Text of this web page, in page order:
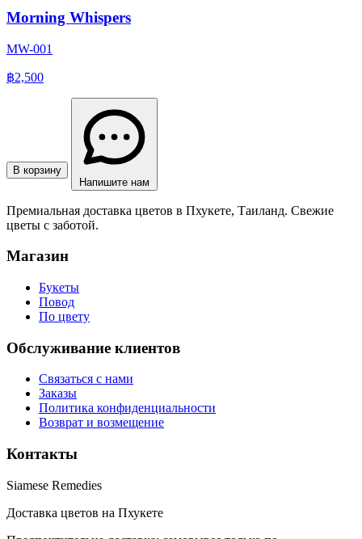
Morning Whispers
MW-001
฿2,500
В корзину
Напишите нам
Премиальная доставка цветов в Пхукете, Таиланд. Свежие
цветы с заботой.
Магазин
Букеты
Повод
По цвету
Обслуживание клиентов
Связаться с нами
Заказы
Политика конфиденциальности
Возврат и возмещение
Контакты
Siamese Remedies
Доставка цветов на Пхукете